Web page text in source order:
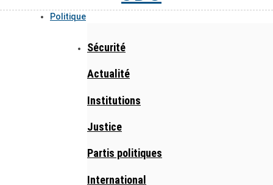
Politique
Sécurité
Actualité
Institutions
Justice
Partis politiques
International